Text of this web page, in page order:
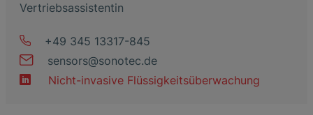
Vertriebsassistentin
+49 345 13317-845
sensors@sonotec.de
Nicht-invasive Flüssigkeitsüberwachung